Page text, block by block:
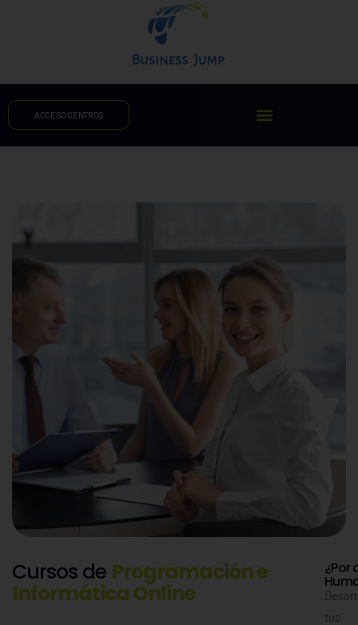
ACCESO CENTROS
Cursos de Programación e
Informática Online
tus
¿Por